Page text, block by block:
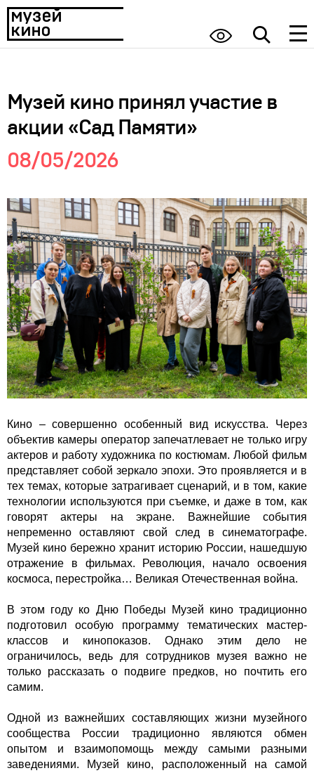
Музей кино принял участие в
акции «Сад Памяти»
08/05/2026
Кино – совершенно особенный вид искусства. Через
объектив камеры оператор запечатлевает не только игру
актеров и работу художника по костюмам. Любой фильм
представляет собой зеркало эпохи. Это проявляется и в
тех темах, которые затрагивает сценарий, и в том, какие
технологии используются при съемке, и даже в том, как
говорят актеры на экране. Важнейшие события
непременно оставляют свой след в синематографе.
Музей кино бережно хранит историю России, нашедшую
отражение в фильмах. Революция, начало освоения
космоса, перестройка… Великая Отечественная война.
В этом году ко Дню Победы Музей кино традиционно
подготовил особую программу тематических мастер-
классов и кинопоказов. Однако этим дело не
ограничилось, ведь для сотрудников музея важно не
только рассказать о подвиге предков, но почтить его
самим.
Одной из важнейших составляющих жизни музейного
сообщества России традиционно являются обмен
опытом и взаимопомощь между самыми разными
заведениями. Музей кино, расположенный на самой